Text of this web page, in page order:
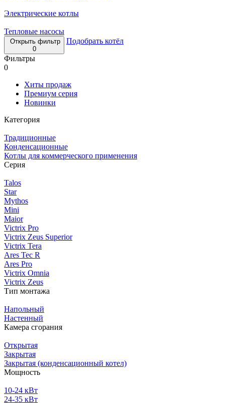
Электрические котлы
Тепловые насосы
Открыть фильтр
0
Подобрать котёл
Фильтры
0
Хиты продаж
Премиум серия
Новинки
Категория
Традиционные
Конденсационные
Котлы для коммерческого применения
Серия
Talos
Star
Mythos
Mini
Maior
Victrix Pro
Victrix Zeus Superior
Victrix Tera
Ares Tec R
Ares Pro
Victrix Omnia
Victrix Zeus
Тип монтажа
Напольный
Настенный
Камера сгорания
Открытая
Закрытая
Закрытая (конденсационный котел)
Мощность
10-24 кВт
24-35 кВт